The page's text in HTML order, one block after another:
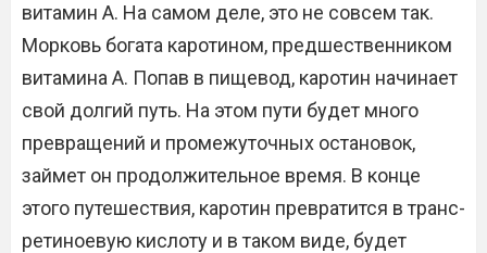
витамин А. На самом деле, это не совсем так.
Морковь богата каротином, предшественником
витамина А. Попав в пищевод, каротин начинает
свой долгий путь. На этом пути будет много
превращений и промежуточных остановок,
займет он продолжительное время. В конце
этого путешествия, каротин превратится в транс-
ретиноевую кислоту и в таком виде, будет